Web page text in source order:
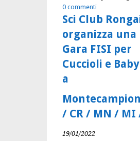
0 commenti
Sci Club
organizza una
Gara FISI per
Cuccioli e Baby
a
/ CR / MN / MI
19/01/2022